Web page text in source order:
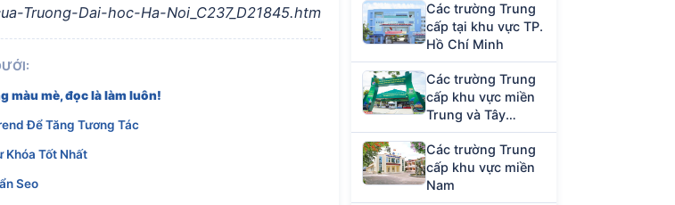
Truong-Dai-hoc-Ha-Noi_C237_D21845.htm
màu mè, đọc là làm luôn!
Để Tăng Tương Tác
Khóa Tốt Nhất
Seo
Các trường Trung
cấp tại khu vực TP.
Hồ Chí Minh
Các trường Trung
cấp khu vực miền
Trung và Tây
Nguyên
Các trường Trung
cấp khu vực miền
Nam